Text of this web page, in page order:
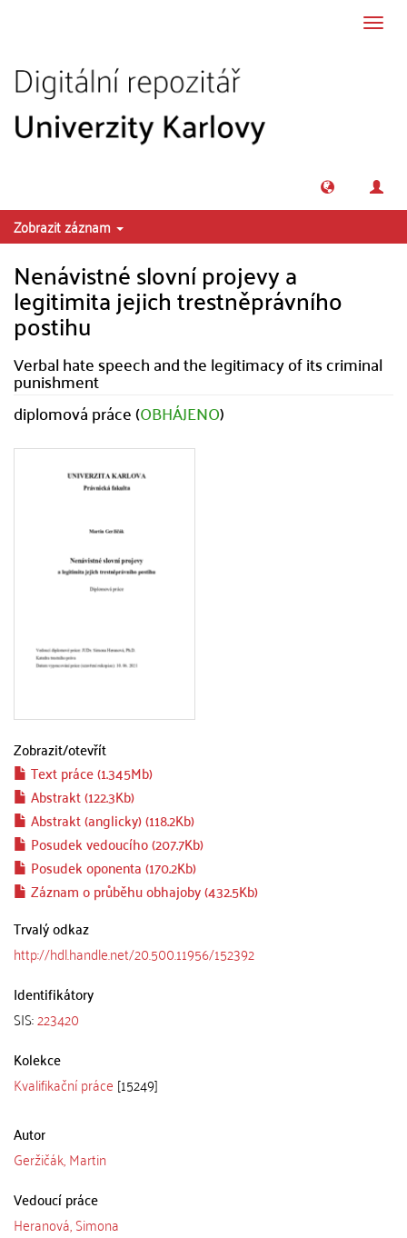
Zobrazit záznam
Nenávistné slovní projevy a
legitimita jejich trestněprávního
postihu
Verbal hate speech and the legitimacy of its criminal
punishment
diplomová práce (OBHÁJENO)
Zobrazit/otevřít
Text práce (1.345Mb)
Abstrakt (122.3Kb)
Abstrakt (anglicky) (118.2Kb)
Posudek vedoucího (207.7Kb)
Posudek oponenta (170.2Kb)
Záznam o průběhu obhajoby (432.5Kb)
Trvalý odkaz
http://hdl.handle.net/20.500.11956/152392
Identifikátory
SIS:223420
Kolekce
Kvalifikační práce [15249]
Autor
Geržičák, Martin
Vedoucí práce
Heranová, Simona